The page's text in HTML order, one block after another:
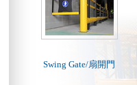
Swing Gate/扇開門